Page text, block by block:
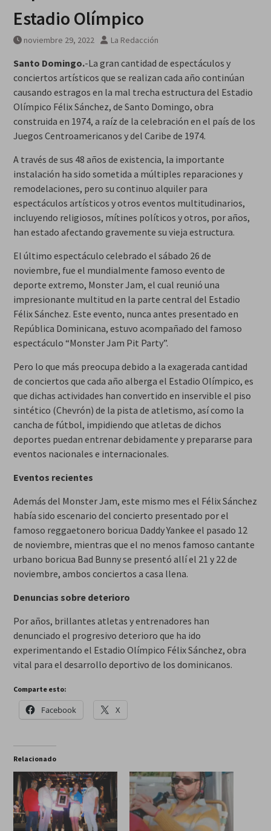
Estadio Olímpico
noviembre 29, 2022 La Redacción
Santo Domingo.-La gran cantidad de espectáculos y
conciertos artísticos que se realizan cada año continúan
causando estragos en la mal trecha estructura del Estadio
Olímpico Félix Sánchez, de Santo Domingo, obra
construida en 1974, a raíz de la celebración en el país de los
Juegos Centroamericanos y del Caribe de 1974.
A través de sus 48 años de existencia, la importante
instalación ha sido sometida a múltiples reparaciones y
remodelaciones, pero su continuo alquiler para
espectáculos artísticos y otros eventos multitudinarios,
incluyendo religiosos, mítines políticos y otros, por años,
han estado afectando gravemente su vieja estructura.
El último espectáculo celebrado el sábado 26 de
noviembre, fue el mundialmente famoso evento de
deporte extremo, Monster Jam, el cual reunió una
impresionante multitud en la parte central del Estadio
Félix Sánchez. Este evento, nunca antes presentado en
República Dominicana, estuvo acompañado del famoso
espectáculo “Monster Jam Pit Party”.
Pero lo que más preocupa debido a la exagerada cantidad
de conciertos que cada año alberga el Estadio Olímpico, es
que dichas actividades han convertido en inservible el piso
sintético (Chevrón) de la pista de atletismo, así como la
cancha de fútbol, impidiendo que atletas de dichos
deportes puedan entrenar debidamente y prepararse para
eventos nacionales e internacionales.
Eventos recientes
Además del Monster Jam, este mismo mes el Félix Sánchez
había sido escenario del concierto presentado por el
famoso reggaetonero boricua Daddy Yankee el pasado 12
de noviembre, mientras que el no menos famoso cantante
urbano boricua Bad Bunny se presentó allí el 21 y 22 de
noviembre, ambos conciertos a casa llena.
Denuncias sobre deterioro
Por años, brillantes atletas y entrenadores han
denunciado el progresivo deterioro que ha ido
experimentando el Estadio Olímpico Félix Sánchez, obra
vital para el desarrollo deportivo de los dominicanos.
Comparte esto:
Facebook X
Relacionado